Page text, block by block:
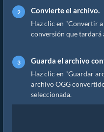
Convierte el archivo.
Haz clic en "Convertir a
conversión que tardará
Guarda el archivo
Haz clic en "Guardar
archivo OGG
seleccionada.